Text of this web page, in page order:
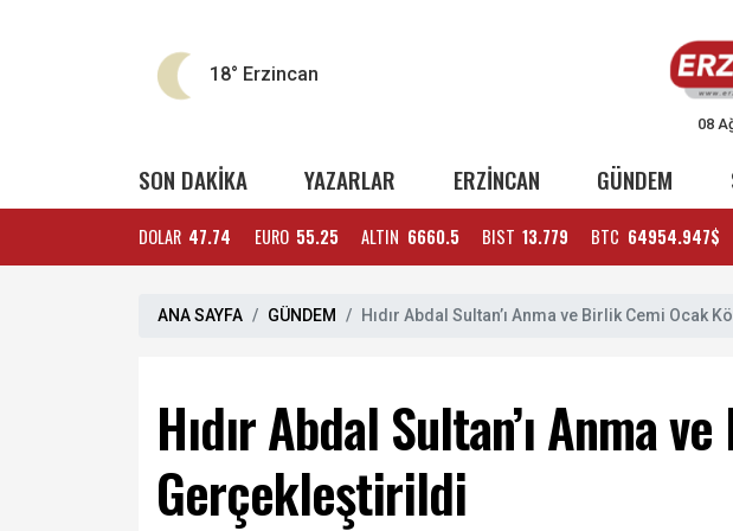
18° Erzincan
08
SON DAKİKA YAZARLAR ERZİNCAN GÜNDEM
DOLAR 47.74 EURO 55.25 ALTIN 6660.5 BIST 13.779 BTC 64954.947$
ANA SAYFA GÜNDEM Hıdır Abdal Sultan’ı Anma ve Birlik Cemi Ocak
Hıdır Abdal Sultan’ı Anma
Gerçekleştirildi